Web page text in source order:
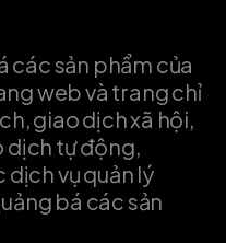
các sản phẩm của
web và trang chỉ
giao dịch xã hội,
tự động,
dịch vụ quản lý
bá các sản